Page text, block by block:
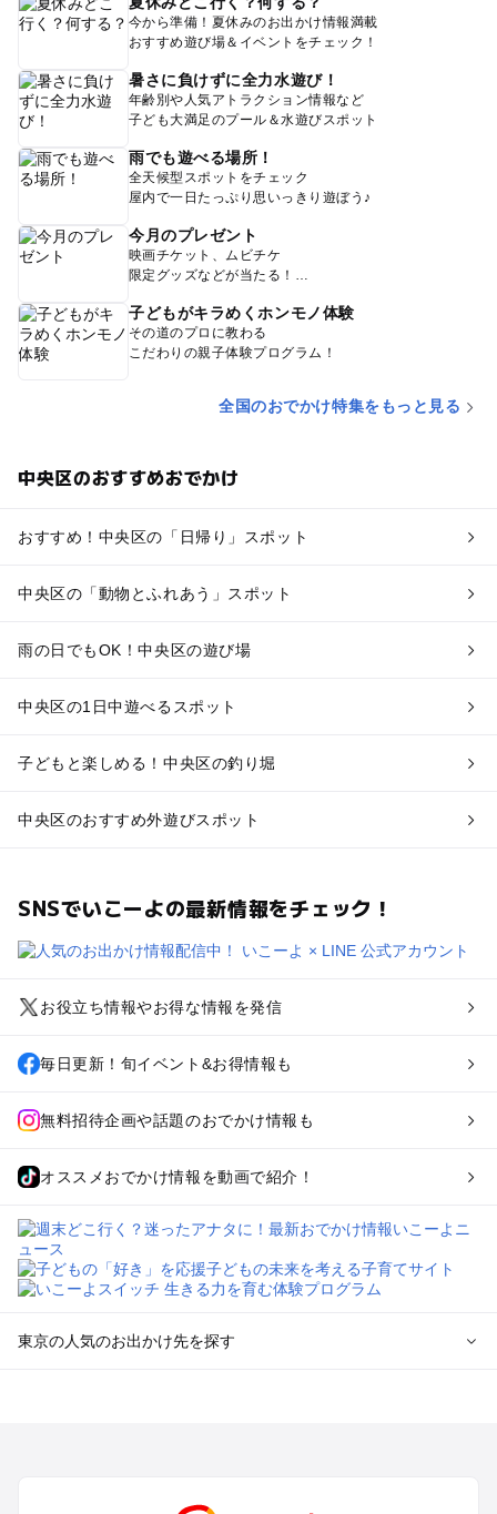
今から準備！夏休みのお出かけ情報満載
おすすめ遊び場＆イベントをチェック！
暑さに負けずに全力水遊び！
年齢別や人気アトラクション情報など
子ども大満足のプール＆水遊びスポット
雨でも遊べる場所！
全天候型スポットをチェック
屋内で一日たっぷり思いっきり遊ぼう♪
今月のプレゼント
映画チケット、ムビチケ
限定グッズなどが当たる！
子どもがキラめくホンモノ体験
その道のプロに教わる
こだわりの親子体験プログラム！
全国のおでかけ特集をもっと見る
中央区のおすすめおでかけ
おすすめ！中央区の「日帰り」スポット
中央区の「動物とふれあう」スポット
雨の日でもOK！中央区の遊び場
中央区の1日中遊べるスポット
子どもと楽しめる！中央区の釣り堀
中央区のおすすめ外遊びスポット
SNSでいこーよの最新情報をチェック！
お役立ち情報やお得な情報を発信
毎日更新！旬イベント&お得情報も
無料招待企画や話題のおでかけ情報も
オススメおでかけ情報を動画で紹介！
東京の人気のお出かけ先を探す